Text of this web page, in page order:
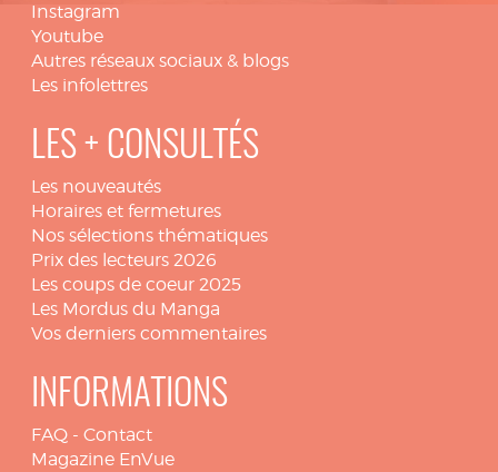
Instagram
Youtube
Autres réseaux sociaux & blogs
Les infolettres
LES + CONSULTÉS
Les nouveautés
Horaires et fermetures
Nos sélections thématiques
Prix des lecteurs 2026
Les coups de coeur 2025
Les Mordus du Manga
Vos derniers commentaires
INFORMATIONS
FAQ - Contact
Magazine EnVue